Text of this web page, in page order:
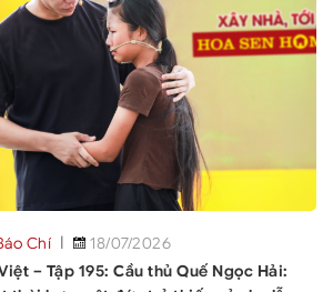
Chí
18/07/2026
– Tập 195: Cầu thủ Quế Ngọc Hải: